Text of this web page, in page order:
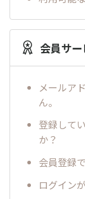
会員サ
メールア
ん。
登録して
か？
会員登録
ログイン